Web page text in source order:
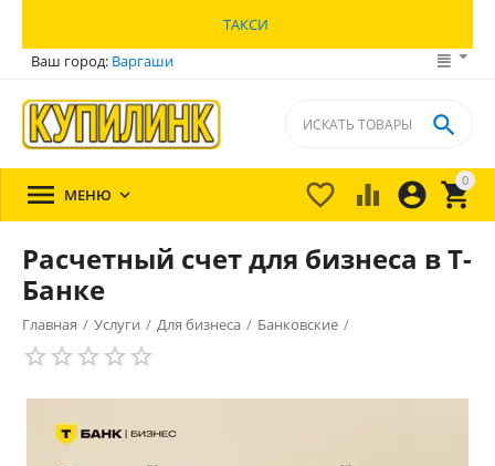
ТАКСИ
Ваш город: Варгаши
0


 

 МЕНЮ 
Расчетный счет для бизнеса в Т-
Банке
Главная / Услуги / Для бизнеса / Банковские /